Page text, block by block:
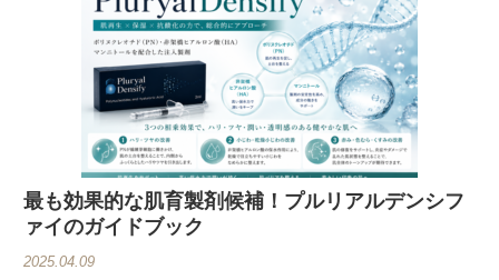
最も効果的な肌育製剤候補！プルリアルデンシフ
ァイのガイドブック
2025.04.09